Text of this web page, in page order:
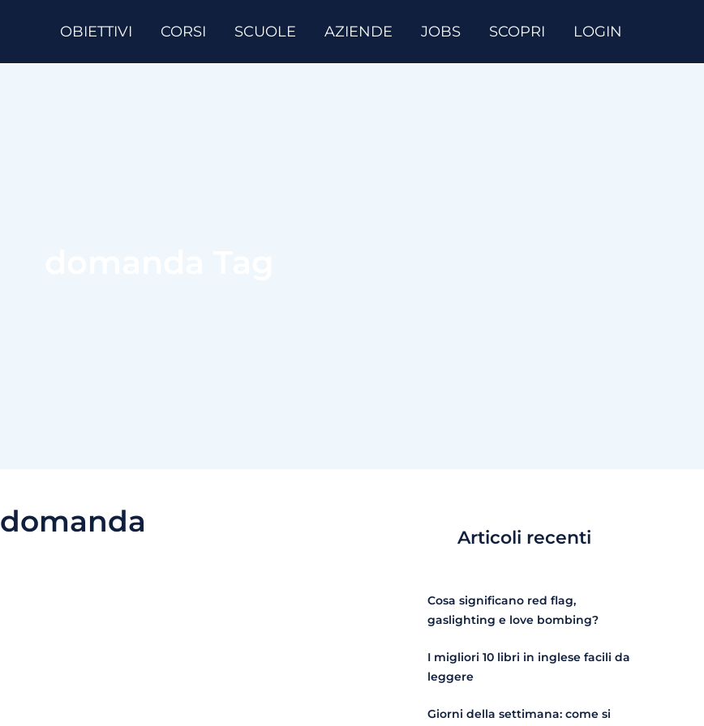
OBIETTIVI CORSI SCUOLE AZIENDE JOBS SCOPRI LOGIN
domanda Articoli recenti
Cosa significano red flag,
gaslighting e love bombing?
I migliori 10 libri in inglese facili da
leggere
Giorni della settimana: come si